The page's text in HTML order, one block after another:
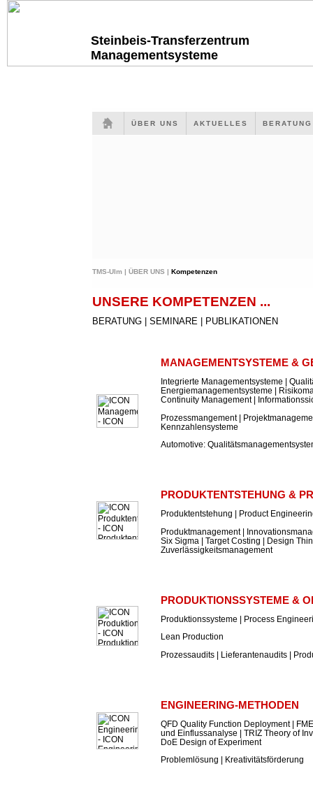
Steinbeis-Transferzentrum
Managementsysteme
ÜBER UNS AKTUELLES
TMS-Ulm | ÜBER UNS | Kompetenzen
UNSERE KOMPETENZEN ...
BERATUNG | SEMINARE | PUBLIKATIONEN
MANAGEMENTSYSTEME &
Integrierte Managementsysteme |
Energiemanagementsysteme |
Continuity Management |
Prozessmangement |
Kennzahlensysteme
Automotive:
PRODUKTENTSTEHUNG &
Produktentstehung | Product
Produktmanagement |
Six Sigma | Target Costing | Design
Zuverlässigkeitsmanagement
PRODUKTIONSSYSTEME &
Produktionssysteme | Process
Lean Production
Prozessaudits | Lieferantenaudits |
ENGINEERING-METHODEN
QFD Quality Function Deployment |
und Einflussanalyse | TRIZ Theory of
DoE Design of Experiment
Problemlösung | Kreativitätsförderung